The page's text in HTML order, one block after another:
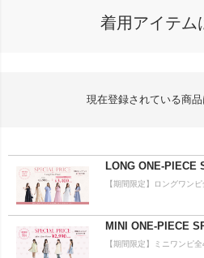
着用アイテム
現在登録されている商品
LONG ONE-PIECE
【期間限定】ロングワン
MINI ONE-PIECE
【期間限定】ミニワンピ